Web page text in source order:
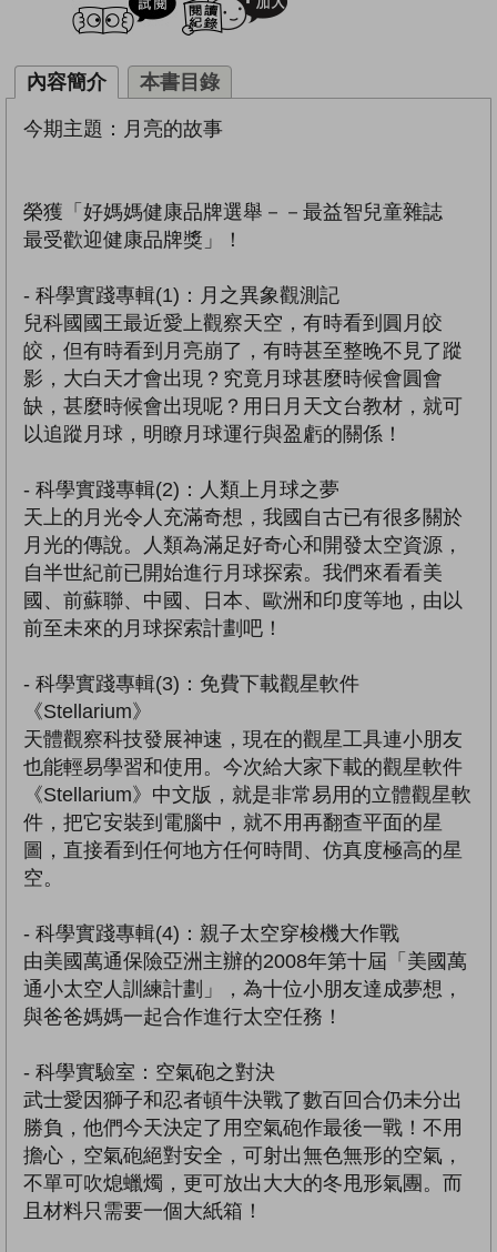
內容簡介 本書目錄
今期主題：月亮的故事
榮獲「好媽媽健康品牌選舉－－最益智兒童雜誌
最受歡迎健康品牌獎」！
- 科學實踐專輯(1)：月之異象觀測記
兒科國國王最近愛上觀察天空，有時看到圓月皎
皎，但有時看到月亮崩了，有時甚至整晚不見了蹤
影，大白天才會出現？究竟月球甚麼時候會圓會
缺，甚麼時候會出現呢？用日月天文台教材，就可
以追蹤月球，明瞭月球運行與盈虧的關係！
- 科學實踐專輯(2)：人類上月球之夢
天上的月光令人充滿奇想，我國自古已有很多關於
月光的傳說。人類為滿足好奇心和開發太空資源，
自半世紀前已開始進行月球探索。我們來看看美
國、前蘇聯、中國、日本、歐洲和印度等地，由以
前至未來的月球探索計劃吧！
- 科學實踐專輯(3)：免費下載觀星軟件
《Stellarium》
天體觀察科技發展神速，現在的觀星工具連小朋友
也能輕易學習和使用。今次給大家下載的觀星軟件
《Stellarium》中文版，就是非常易用的立體觀星軟
件，把它安裝到電腦中，就不用再翻查平面的星
圖，直接看到任何地方任何時間、仿真度極高的星
空。
- 科學實踐專輯(4)：親子太空穿梭機大作戰
由美國萬通保險亞洲主辦的2008年第十屆「美國萬
通小太空人訓練計劃」，為十位小朋友達成夢想，
與爸爸媽媽一起合作進行太空任務！
- 科學實驗室：空氣砲之對決
武士愛因獅子和忍者頓牛決戰了數百回合仍未分出
勝負，他們今天決定了用空氣砲作最後一戰！不用
擔心，空氣砲絕對安全，可射出無色無形的空氣，
不單可吹熄蠟燭，更可放出大大的冬甩形氣團。而
且材料只需要一個大紙箱！